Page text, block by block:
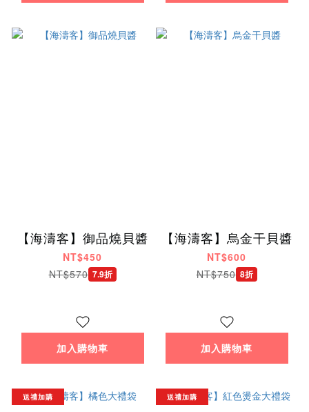
【海濤客】御品燒貝醬
NT$450
NT$570 7.9折
加入購物車
【海濤客】烏金干貝醬
NT$600
NT$750 8折
加入購物車
送禮加購 送禮加購